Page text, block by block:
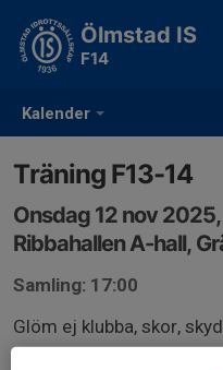
Kalender
Ölmstad IS
F14
Träning F13-14
Onsdag 12 nov
Ribbahallen A-hall,
Samling: 17:00
Glöm ej klubba, skor,